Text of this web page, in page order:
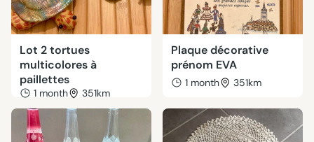
Lot 2 tortues
multicolores à
paillettes
1 month 351km
Plaque décorative
prénom EVA
1 month 351km